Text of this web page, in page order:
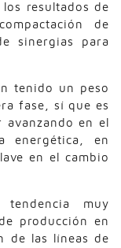
resultados de
de
sinergias para
tenido un peso
fase, sí que es
en el
energética, en
en el cambio
muy
producción en
de las líneas de